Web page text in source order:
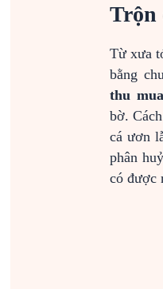
Trộn
Từ xưa
bằng
thu mua
bờ.
cá ươn
phân
có được